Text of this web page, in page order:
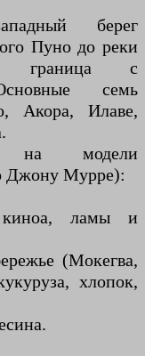
берег
Пуно до реки
граница с
семь
Акора, Илаве,
на модели
Джону Мурре):
киноа, ламы и
(Мокегва,
хлопок,